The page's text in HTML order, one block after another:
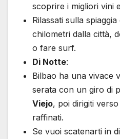
scoprire i migliori vini
Rilassati sulla spiaggia
chilometri dalla città,
o fare surf.
Di Notte:
Bilbao ha una vivace
serata con un giro di
Viejo, poi dirigiti verso
raffinati.
Se vuoi scatenarti in